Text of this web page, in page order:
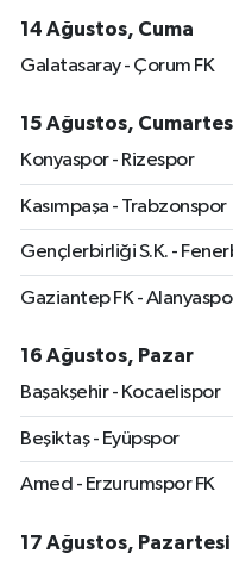
14 Ağustos, Cuma
Galatasaray - Çorum FK
15 Ağustos,
Konyaspor - Rizespor
Kasımpaşa - Trabzonspor
Gençlerbirliği S.K. -
Gaziantep FK -
16 Ağustos, Pazar
Başakşehir - Kocaelispor
Beşiktaş - Eyüpspor
Amed - Erzurumspor FK
17 Ağustos, Pazartesi